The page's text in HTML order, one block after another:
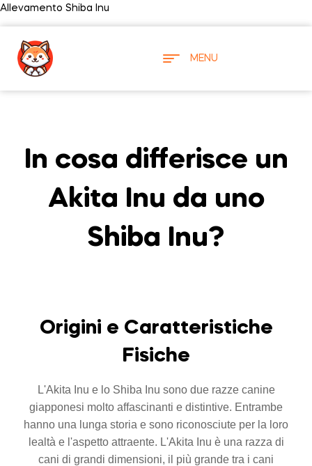
Allevamento Shiba Inu
MENU
In cosa differisce un
Akita Inu da uno
Shiba Inu?
Origini e Caratteristiche
Fisiche
L'Akita Inu e lo Shiba Inu sono due razze canine
giapponesi molto affascinanti e distintive. Entrambe
hanno una lunga storia e sono riconosciute per la loro
lealtà e l'aspetto attraente. L'Akita Inu è una razza di
cani di grandi dimensioni, il più grande tra i cani